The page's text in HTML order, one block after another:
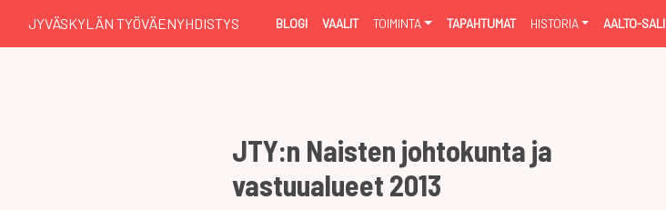
JYVÄSKYLÄN TYÖVÄENYHDISTYS BLOGI VAALIT TOIMINTA TAPAHTUMAT HISTORIA AALTO-SALI
JTY:n Naisten johtokunta ja
vastuualueet 2013